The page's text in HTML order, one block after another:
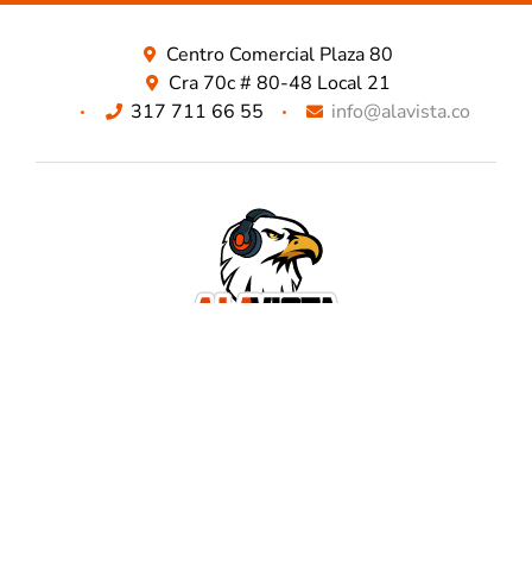
Centro Comercial Plaza 80
Cra 70c # 80-48 Local 21
317 711 66 55
info@alavista.co